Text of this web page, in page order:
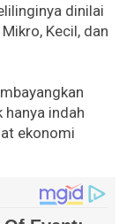
dinilai
Kecil, dan
indah
ekonomi